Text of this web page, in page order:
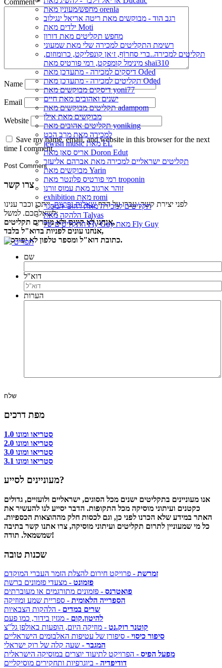
מחפש/מעונין מאת orenla
רגב הוד - מבוקשים מאת ריטה אריאל ינגילוב
ילדים מאת Moti
מחפש תקליטים מאת דורון
רשימת התקליטים למכירה שלי מאת שמעוני
תקליטים למכירה..ברי סחרוֹף, ז׳אן קונפליקט, כרומוזום,
מינימל קומפקט, רמי פורטיס מאת shai310
דיסקים למכירה - מתעדכן מאת Oded
תקליטים למכירה - מתעדכן מאת Oded
דיסקים מבוקשים מאת yoni77
ישנים ואהובים מאת חיים
תקליטים מבוקשים מאת adampom
מבוקשים מאת אילן
תקליטים אהובים מאת yoniking
למכירה מאת מרב הכט
jewish music מאת EL
אריס סאן מאת Doron Edut
תקליטים ישראליים למכירה מאת אברהם אליעזר
מבוקשים מאת Yarin
רמי פורטיס פלונטר מאת troponin
זוהר ארגוב מאת עמוס זורנו
exhibition מאת romi
תקליטים למכירה מאת רחוב_המסגר
הלהקה מאת Talyas
התקליטים של Fly Guy מאת Fly Guy
תפריט
Comment*
Name
Email
Website
Save my name, email, and website in this browser for the next
time I comment.
צרו קשר
לפני יצירת קשר, עברו על הדףשאלות נפוצות, ייתכן וכבר ענינו
לשאלתכם. למשל:
אנחנו לא קונים ולא מוכרים תקליטים,
אנחנו עונים לפניות בדוא"ל בלבד,
כתובת דוא"ל ומספר טלפון לא יפורסמו.
שם
דוא"ל
הערות
מפת דרכים
סטריאו ומונו 1.0
סטריאו ומונו 2.0
סטריאו ומונו 3.0
סטריאו ומונו 3.1
מעוניינים לסייע?
אנו מעוניינים בתקליטים ישנים מכל הסוגים, ישראליים ולועזיים, גדולים
כקטנים ועיתוני מוסיקה מכל התקופות. הדבר יסייע לנו להעשיר את
האתר במידע שלא הכרנו לפני כן, וגם לכסות חלק מההוצאות הכספיות.
כל מי שמעוניין לתרום תקליטים ועיתוני מוסיקה, צרו אתנו קשר בתיבה
שמשמאל. תודה!
שכנות טובה
זמרשת - פרויקט חירום להצלת הזמר העברי המוקדם
פזמונט - מצעדי פזמונים ברשת
פואטרנס - פזמונים מתורגמים או מעוברתים
הספרייה הלאומית - ספריית שמע ומוזיקה
שרים במדים - הלהקות הצבאיות
להיטון.קום - מגזין בידור, כמו פעם
קוטנר רוק.נט - מוזיקה היום, הופעות באולפן גל"צ
סיפור כיסוי - סיפורן של עטיפות האלבומים הישראליים
המגבר - שעה קלה של רוק ישראלי
מפעל הפיס - הפרויקט לתיעוד יוצרים במוסיקה הישראלית
דודיפדיה - ביוגרפיות ותחקירים מוסיקליים